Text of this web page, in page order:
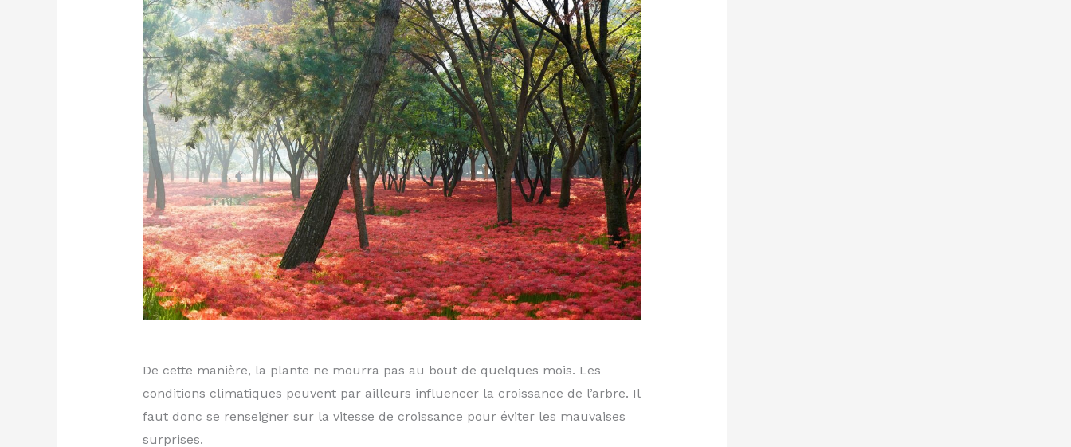
De cette manière, la plante ne mourra pas au bout de quelques mois. Les
conditions climatiques peuvent par ailleurs influencer la croissance de l’arbre. Il
faut donc se renseigner sur la vitesse de croissance pour éviter les mauvaises
surprises.